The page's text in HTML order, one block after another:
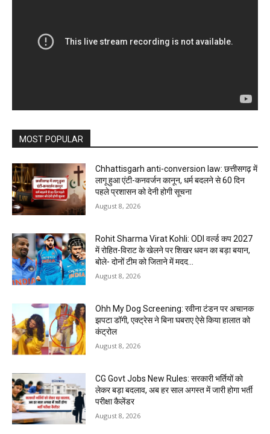
MOST POPULAR
Chhattisgarh anti-conversion law: छत्तीसगढ़ में
लागू हुआ एंटी-कनवर्जन कानून, धर्म बदलने से 60 दिन
पहले प्रशासन को देनी होगी सूचना
August 8, 2026
Rohit Sharma Virat Kohli: ODI वर्ल्ड कप 2027
में रोहित-विराट के खेलने पर शिखर धवन का बड़ा बयान,
बोले- दोनों टीम को जिताने में मदद...
August 8, 2026
Ohh My Dog Screening: रवीना टंडन पर अचानक
झपटा डॉगी, एक्ट्रेस ने बिना घबराए ऐसे किया हालात को
कंट्रोल
August 8, 2026
CG Govt Jobs New Rules: सरकारी भर्तियों को
लेकर बड़ा बदलाव, अब हर साल अगस्त में जारी होगा भर्ती
परीक्षा कैलेंडर
August 8, 2026